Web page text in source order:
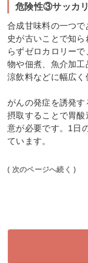
危険性③サッカ
合成甘味料の一つ
史が古いことで知
らずゼロカロリー
物や佃煮、魚介加
涼飲料などに幅広く
がんの発症を誘発
摂取することで胃
意が必要です。1日
ています。
( 次のページへ続く )